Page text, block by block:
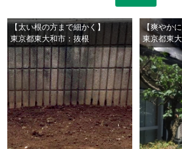
【太い根の方まで細かく】
東京都東大和市：抜根
【爽やか
東京都東